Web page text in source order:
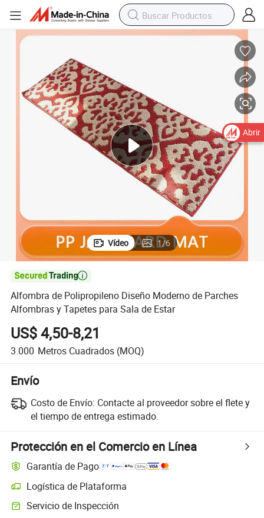
para Sala de Estar
Alfombra de Polipropileno Diseño Moderno de Parches Alfombras y
Vídeo 1/6

Alfombra de Polipropileno Diseño Moderno de Parches
Alfombras y Tapetes para Sala de Estar
US$ 4,50-8,21
3.000 Metros Cuadrados (MOQ)
Envío
Costo de Envío: Contacte al proveedor sobre el flete y
el tiempo de entrega estimado.
Protección en el Comercio en Línea
Garantía de Pago
Logística de Plataforma
Seguimiento de envíos más claro con logística soportada por la
Servicio de Inspección
Inspección previa al envío opcional para controles de calidad y
Abrir